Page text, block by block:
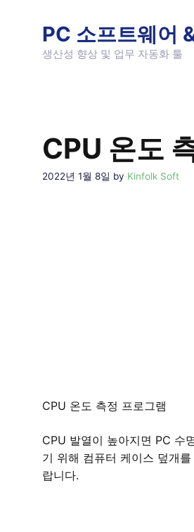
PC 소프트웨어
생산성 향상 및 업무 자동화 툴
CPU 온도
2022년 1월 8일 by Kinfolk Soft
CPU 온도 측정 프로그램
CPU 발열이 높아지면 PC 수
기 위해 컴퓨터 케이스 덮개
랍니다.